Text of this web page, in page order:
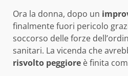
Ora la donna, dopo un
finalmente fuori pericolo
soccorso delle forze
sanitari. La vicenda che
risvolto peggiore è finita